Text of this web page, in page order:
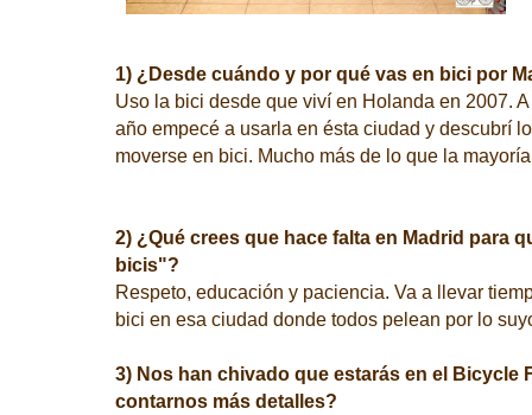
1) ¿Desde cuándo y por qué vas en bici por
Uso la bici desde que viví en Holanda en 2007.
año empecé a usarla en ésta ciudad y descubrí
moverse en bici. Mucho más de lo que la
2) ¿Qué crees que hace falta en Madrid para
bicis"?
Respeto, educación y paciencia. Va a llevar
bici en esa ciudad donde todos pelean por lo
3) Nos han chivado que estarás en el Bicycle
contarnos más detalles?